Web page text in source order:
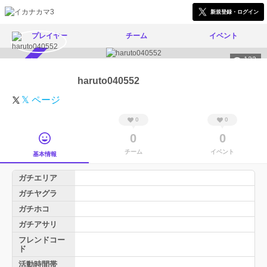
新規登録・ログイン
プレイヤー チーム イベント
122
haruto040552
𝕏 ページ
基本情報
0
0
チーム
0
0
イベント
ガチエリア
ガチヤグラ
ガチホコ
ガチアサリ
フレンドコー
ド
活動時間帯